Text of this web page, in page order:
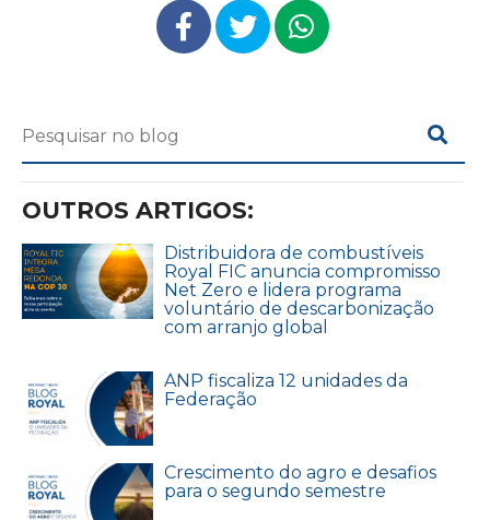
OUTROS ARTIGOS:
Distribuidora de combustíveis
Royal FIC anuncia compromisso
Net Zero e lidera programa
voluntário de descarbonização
com arranjo global
ANP fiscaliza 12 unidades da
Federação
Crescimento do agro e desafios
para o segundo semestre